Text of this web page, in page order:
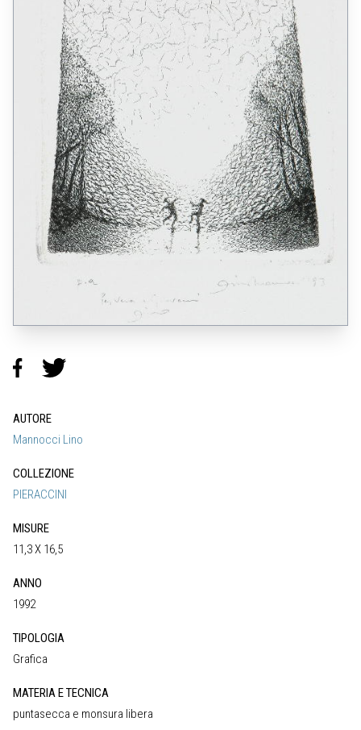
AUTORE
Mannocci Lino
COLLEZIONE
PIERACCINI
MISURE
11,3 X 16,5
ANNO
1992
TIPOLOGIA
Grafica
MATERIA E TECNICA
puntasecca e monsura libera